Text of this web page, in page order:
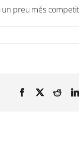
un preu més
Facebook
X Reddit